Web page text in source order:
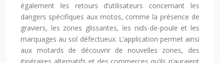
également les retours d’utilisateurs concernant les
dangers spécifiques aux motos, comme la présence de
graviers, les zones glissantes, les nids-de-poule et les
marquages au sol défectueux. L’application permet ainsi
aux motards de découvrir de nouvelles zones, des
itinéraires alternatifs et des commerces qu’ils n’auraient